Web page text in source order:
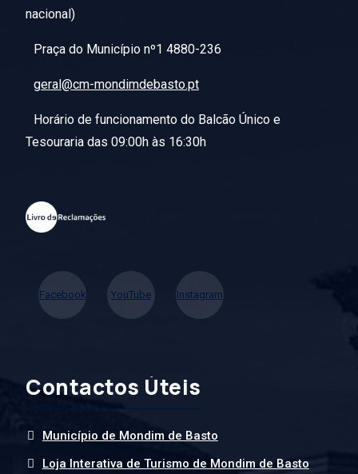
nacional)
Praça do Município nº1 4880-236
geral@cm-mondimdebasto.pt
Horário de funcionamento do Balcão Único e
Tesouraria das 09:00h às 16:30h
Facebook YouTube Instagram
Contactos Úteis
Município de Mondim de Basto
Loja Interativa de Turismo de Mondim de Basto